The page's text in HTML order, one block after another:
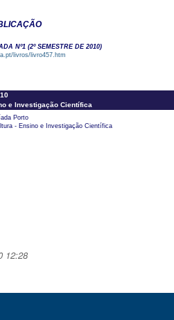
Nº1 (2º SEMESTRE DE 2010)
livros/livro457.htm
e Investigação Científica
Porto
- Ensino e Investigação Científica
12:28